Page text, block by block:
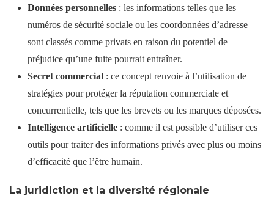
Données personnelles : les informations telles que les
numéros de sécurité sociale ou les coordonnées d’adresse
sont classés comme privats en raison du potentiel de
préjudice qu’une fuite pourrait entraîner.
Secret commercial : ce concept renvoie à l’utilisation de
stratégies pour protéger la réputation commerciale et
concurrentielle, tels que les brevets ou les marques déposées.
Intelligence artificielle : comme il est possible d’utiliser ces
outils pour traiter des informations privés avec plus ou moins
d’efficacité que l’être humain.
La juridiction et la diversité régionale